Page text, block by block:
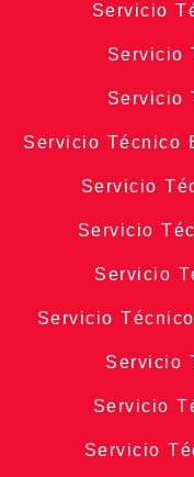
Servicio
Servicio
Servicio
Servicio Técnico
Servicio
Servicio
Servicio
Servicio
Servicio
Servicio
Servicio